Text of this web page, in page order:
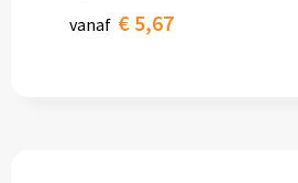
vanaf € 5,67